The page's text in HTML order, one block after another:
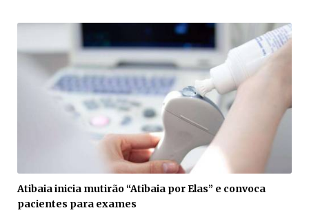
Atibaia inicia mutirão “Atibaia por Elas” e convoca
pacientes para exames